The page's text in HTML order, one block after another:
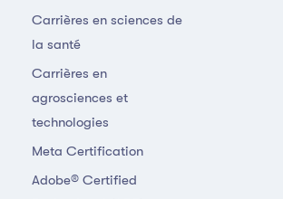
Carrières en sciences de
la santé
Carrières en
agrosciences et
technologies
Meta Certification
Adobe® Certified